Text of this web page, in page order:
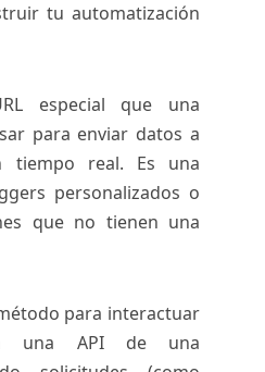
tu automatización
especial que una
para enviar datos a
tiempo real. Es una
personalizados o
que no tienen una
para interactuar
una API de una